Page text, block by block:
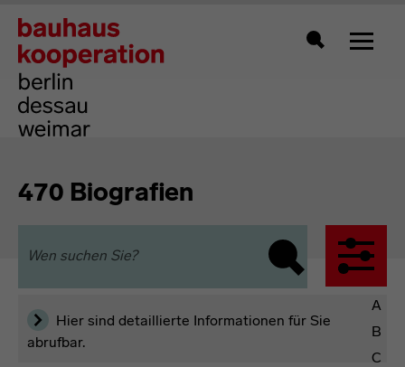
Zeigt
470 Biografien
Wen suchen Sie?
Suche ausführen
Öffnet
Filter
A
B
C
Legende
Hier sind detaillierte Informationen für Sie
abrufbar.